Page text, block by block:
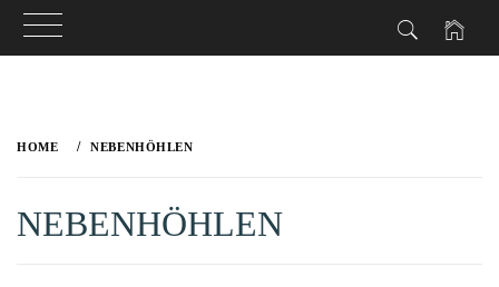
HOME NEBENHÖHLEN
NEBENHÖHLEN